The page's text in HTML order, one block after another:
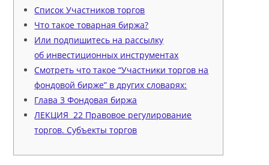
Список Участников торгов
Что такое товарная биржа?
Или подпишитесь на рассылку
об инвестиционных инструментах
Смотреть что такое “Участники торгов на
фондовой бирже” в других словарях:
Глава 3 Фондовая биржа
ЛЕКЦИЯ 22 Правовое регулирование
торгов. Субъекты торгов